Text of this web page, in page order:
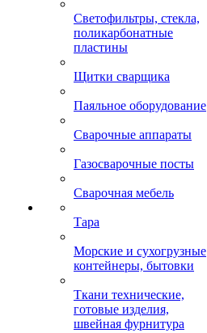
Светофильтры, стекла,
поликарбонатные
пластины
Щитки сварщика
Паяльное оборудование
Сварочные аппараты
Газосварочные посты
Сварочная мебель
Тара
Морские и сухогрузные
контейнеры, бытовки
Ткани технические,
готовые изделия,
швейная фурнитура